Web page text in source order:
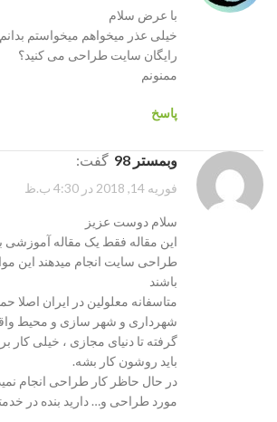
با عرض سلام
خیلی عذر میخواهم میخواستم
رایگان سایت طراحی می کنید؟
ممنونم
پاسخ
وبمستر 98 گفت:
فوریه 14, 2018 در 4:30 ب.ظ
سلام دوست عزیز
این مقاله فقط یک مقاله آموزشی
طراحی سایت انجام میدهند این
باشند
متاسفانه معلولین در ایران اصلا
شهرداری و شهر سازی و محیط
گرفته تا دنیای مجازی ، خیلی کار
باید روشون کار بشه.
در حال حاظر کار طراحی انجام
مورد طراحی و… دارید بنده در